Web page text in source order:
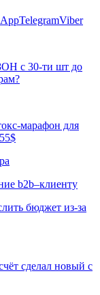
TelegramViber
с 30-ти шт до
марафон для
b2b–клиенту
бюджет из-за
сделал новый с